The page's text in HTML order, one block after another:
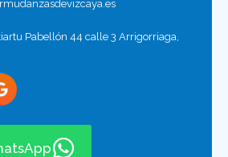
Pabellón 44 calle 3 Arrigorriaga,